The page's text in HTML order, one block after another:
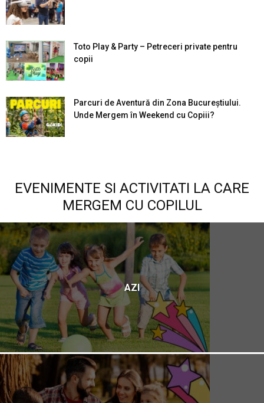
Toto Play & Party – Petreceri private pentru
copii
Parcuri de Aventură din Zona Bucureştiului.
Unde Mergem în Weekend cu Copiii?
EVENIMENTE SI ACTIVITATI LA CARE
MERGEM CU COPILUL
AZI